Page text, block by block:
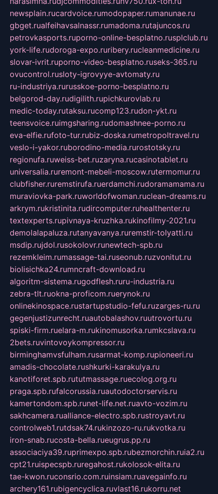
newsplain.rucardvoice.rumodopaper.rumanunae.ru
gbget.rualfeihavsalnassr.rumadoma.rutajuncos.ru
petrovkasports.ruporno-online-besplatno.rusplclub.ru
york-life.rudoroga-expo.ruribery.rucleanmedicine.ru
slovar-ivrit.ruporno-video-besplatno.ruseks-365.ru
ovucontrol.rusloty-igrovyye-avtomaty.ru
ru-industriya.rurusskoe-porno-besplatno.ru
belgorod-day.rudigilith.rupichkurovlab.ru
medic-today.rutaksu.rucomp123.rudon-ykt.ru
teensvoice.ruimgsharing.rudomashnee-porno.ru
eva-elfie.rufoto-tur.rubiz-doska.rumetropoltravel.ru
veslo-i-yakor.ruborodino-media.rurostotsky.ru
regionufa.ruweiss-bet.ruzaryna.rucasinotablet.ru
universalia.ruremont-mebeli-moscow.rutermomur.ru
clubfisher.ruremstirufa.ruerdamchi.rudoramamama.ru
muraviovka-park.ruworldofwoman.ruclean-dreams.ru
arkrym.rukristinita.rudircomputer.ruhealthenter.ru
textexperts.rupivnaya-kruzhka.rukinofilmy-2021.ru
demolalapaluza.rutanyavanya.ruremstir-tolyatti.ru
msdip.rujdol.rusokolovr.runewtech-spb.ru
rezemkleim.rumassage-tai.ruseonub.ruzvonitut.ru
biolisichka24.rumncraft-download.ru
algoritm-sistema.rugodflesh.ruru-industria.ru
zebra-tlt.ruokna-proficom.ruerynok.ru
onlinekinospace.rustartupstudio-fefu.ruzarges-ru.ru
gegenjustizunrecht.ruautobalashov.ruutrovortu.ru
spiski-firm.ruelara-m.rukinomusorka.rumkcslava.ru
2bets.ruvintovoykompressor.ru
birminghamvsfulham.rusarmat-komp.rupioneeri.ru
amadis-chocolate.rushkurki-karakulya.ru
kanotiforet.spb.rututmassage.ruecolog.org.ru
praga.spb.rufalcorussia.ruautodoctorservis.ru
kamertondom.spb.runet-life.net.ruavto-vozim.ru
sakhcamera.rualliance-electro.spb.rustroyavt.ru
controlweb1.rutdsak74.rukinzozo-ru.rukvotka.ru
iron-snab.rucosta-bella.rueugrus.pp.ru
associaciya39.ruprimexpo.spb.rubezmorchin.ruia2.ru
cpt21.ruispecspb.ruregahost.rukolosok-elita.ru
tae-kwon.ruconsrio.com.ruinsiam.ruavegainfo.ru
archery161.rubigencyclica.ruvlast16.rukorru.net